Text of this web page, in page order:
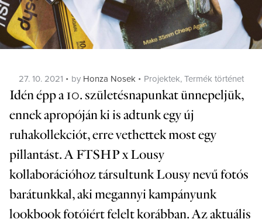
Posted
on
27. 10. 2021 by Honza Nosek Categories
Projektek, Termék történet
Idén épp a 10. születésnapunkat ünnepeljük,
ennek apropóján ki is adtunk egy új
ruhakollekciót, erre vethettek most egy
pillantást. A FTSHP x Lousy
kollaborációhoz társultunk Lousy nevű fotós
barátunkkal, aki megannyi kampányunk
lookbook fotóiért felelt korábban. Az aktuális